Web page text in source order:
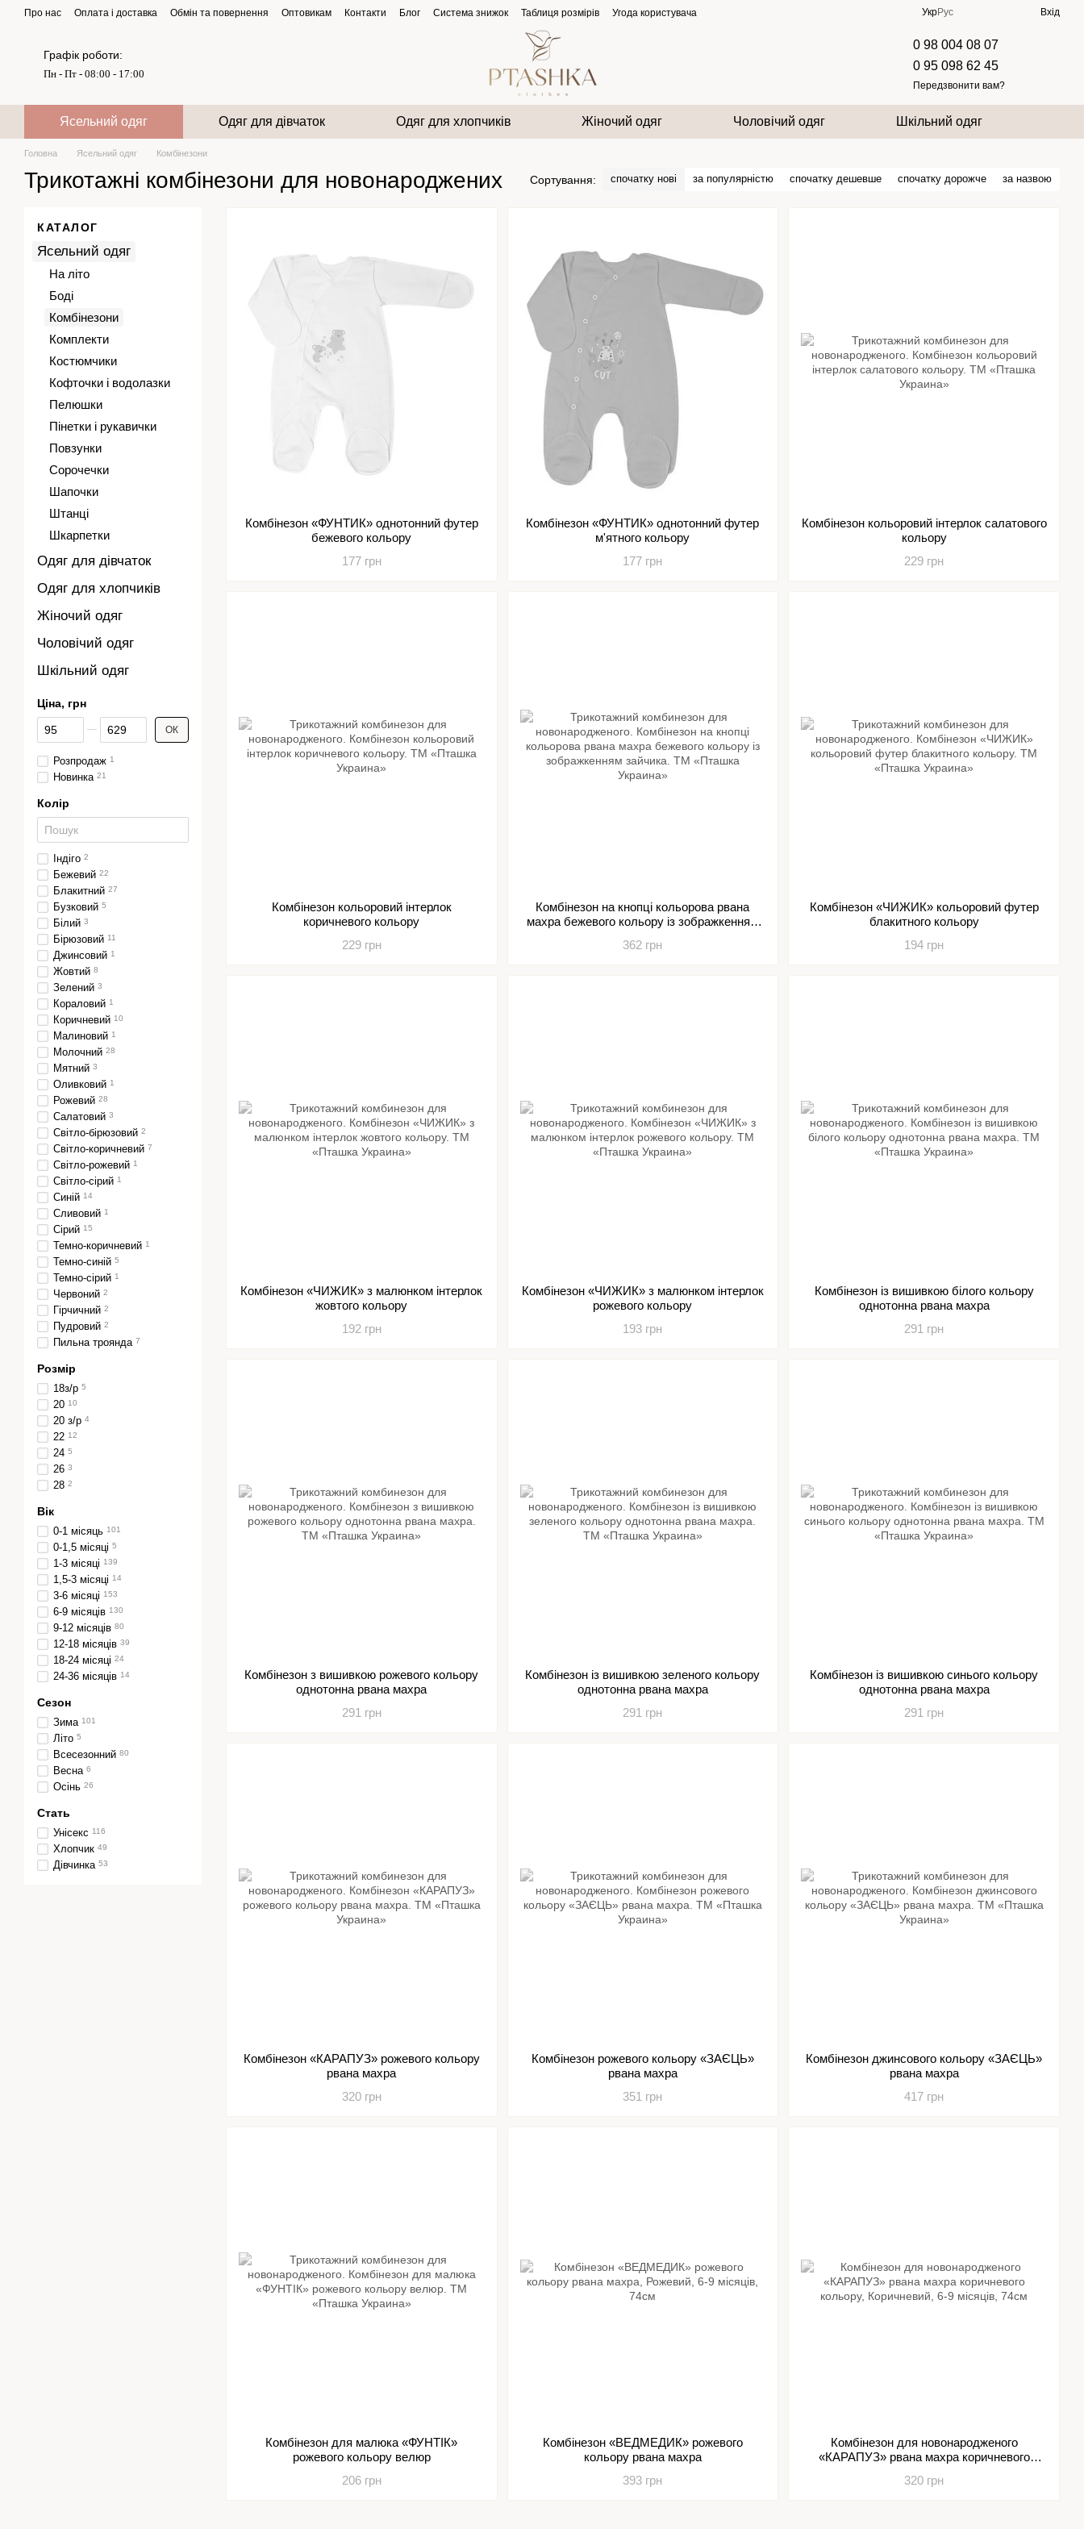
Перейти до основного контенту
Про нас Оплата і доставка Обмін та повернення Оптовикам Контакти Блог Система знижок Таблиця розмірів Угода користувача УкрРус Вхід
Графік роботи:
Пн - Пт - 08:00 - 17:00
0 98 004 08 07
0 95 098 62 45
Передзвонити вам?
Ясельний одяг Одяг для дівчаток Одяг для хлопчиків Жіночий одяг Чоловічий одяг Шкільний одяг
Головна Ясельний одяг Комбінезони
Трикотажні комбінезони для новонароджених Сортування: спочатку нові за популярністю спочатку дешевше спочатку дорожче за назвою
Комбінезон «ФУНТИК» однотонний футер
бежевого кольору
177 грн
Комбінезон «ФУНТИК» однотонний футер
м'ятного кольору
177 грн
Комбінезон кольоровий інтерлок салатового
кольору
229 грн
Комбінезон кольоровий інтерлок
коричневого кольору
229 грн
Комбінезон на кнопці кольорова рвана
махра бежевого кольору із зображкенням
362 грн
Комбінезон «ЧИЖИК» кольоровий футер
блакитного кольору
194 грн
Комбінезон «ЧИЖИК» з малюнком інтерлок
жовтого кольору
192 грн
Комбінезон «ЧИЖИК» з малюнком інтерлок
рожевого кольору
193 грн
Комбінезон із вишивкою білого кольору
однотонна рвана махра
291 грн
Комбінезон з вишивкою рожевого кольору
однотонна рвана махра
291 грн
Комбінезон із вишивкою зеленого кольору
однотонна рвана махра
291 грн
Комбінезон із вишивкою синього кольору
однотонна рвана махра
291 грн
Комбінезон «КАРАПУЗ» рожевого кольору
рвана махра
320 грн
Комбінезон рожевого кольору «ЗАЄЦЬ»
рвана махра
351 грн
Комбінезон джинсового кольору «ЗАЄЦЬ»
рвана махра
417 грн
Комбінезон для малюка «ФУНТІК»
рожевого кольору велюр
206 грн
Комбінезон «ВЕДМЕДИК» рожевого
кольору рвана махра
393 грн
Комбінезон для новонародженого
«КАРАПУЗ» рвана махра коричневого
320 грн
КАТАЛОГ
Ясельний одяг
На літо
Боді
Комбінезони
Комплекти
Костюмчики
Кофточки і водолазки
Пелюшки
Пінетки і рукавички
Повзунки
Сорочечки
Шапочки
Штанці
Шкарпетки
Одяг для дівчаток
Одяг для хлопчиків
Жіночий одяг
Чоловічий одяг
Шкільний одяг
Ціна, грн
Від Ціна, грн
До Ціна, грн ОК
Розпродаж 1
Новинка 21
Колір
Індіго 2
Бежевий 22
Блакитний 27
Бузковий 5
Білий 3
Бірюзовий 11
Джинсовий 1
Жовтий 8
Зелений 3
Кораловий 1
Коричневий 10
Малиновий 1
Молочний 28
Мятний 3
Оливковий 1
Рожевий 28
Салатовий 3
Світло-бірюзовий 2
Світло-коричневий 7
Світло-рожевий 1
Світло-сірий 1
Синій 14
Сливовий 1
Сірий 15
Темно-коричневий 1
Темно-синій 5
Темно-сірий 1
Червоний 2
Гірчичний 2
Пудровий 2
Пильна троянда 7
Розмір
18з/р 5
20 10
20 з/р 4
22 12
24 5
26 3
28 2
Вік
0-1 місяць 101
0-1,5 місяці 5
1-3 місяці 139
1,5-3 місяці 14
3-6 місяці 153
6-9 місяців 130
9-12 місяців 80
12-18 місяців 39
18-24 місяці 24
24-36 місяців 14
Сезон
Зима 101
Літо 5
Всесезонний 80
Весна 6
Осінь 26
Стать
Унісекс 116
Хлопчик 49
Дівчинка 53